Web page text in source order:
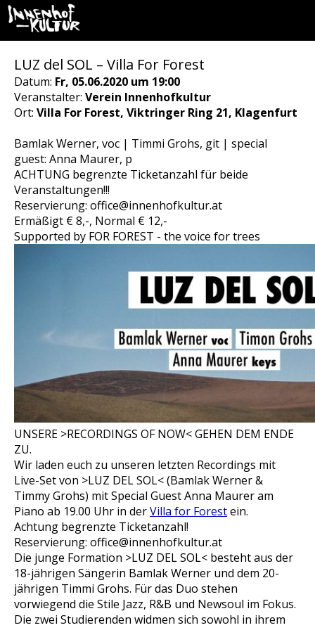
LUZ del SOL – Villa For Forest
Datum: Fr, 05.06.2020 um 19:00
Veranstalter: Verein Innenhofkultur
Ort: Villa For Forest, Viktringer Ring 21, Klagenfurt
Bamlak Werner, voc | Timmi Grohs, git | special
guest: Anna Maurer, p
ACHTUNG begrenzte Ticketanzahl für beide
Veranstaltungen!!!
Reservierung: office@innenhofkultur.at
Ermäßigt € 8,-, Normal € 12,-
Supported by FOR FOREST - the voice for trees
UNSERE >RECORDINGS OF NOW< GEHEN DEM ENDE
ZU.
Wir laden euch zu unseren letzten Recordings mit
Live-Set von >LUZ DEL SOL< (Bamlak Werner &
Timmy Grohs) mit Special Guest Anna Maurer am
Piano ab 19.00 Uhr in derVilla for Forestein.
Achtung begrenzte Ticketanzahl!
Reservierung: office@innenhofkultur.at
Die junge Formation >LUZ DEL SOL< besteht aus der
18-jährigen Sängerin Bamlak Werner und dem 20-
jährigen Timmi Grohs. Für das Duo stehen
vorwiegend die Stile Jazz, R&B und Newsoul im Fokus.
Die zwei Studierenden widmen sich sowohl in ihrem